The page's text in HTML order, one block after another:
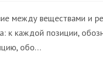
между веществами и
к каждой позиции,
обо…